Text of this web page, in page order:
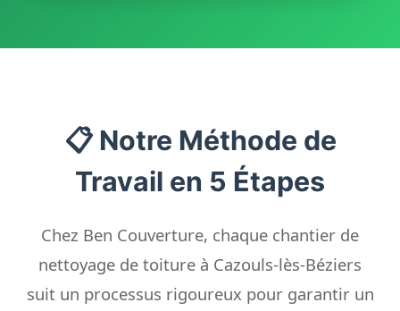
📋 Notre Méthode de
Travail en 5 Étapes
Chez Ben Couverture, chaque chantier de
nettoyage de toiture à Cazouls-lès-Béziers
suit un processus rigoureux pour garantir un